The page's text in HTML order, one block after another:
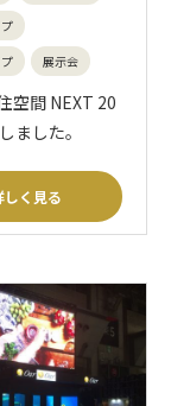
展示会
空間 NEXT 20
ました。
しく見る